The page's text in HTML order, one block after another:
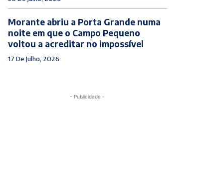
Morante abriu a Porta Grande numa
noite em que o Campo Pequeno
voltou a acreditar no impossível
17 De Julho, 2026
- Publicidade -